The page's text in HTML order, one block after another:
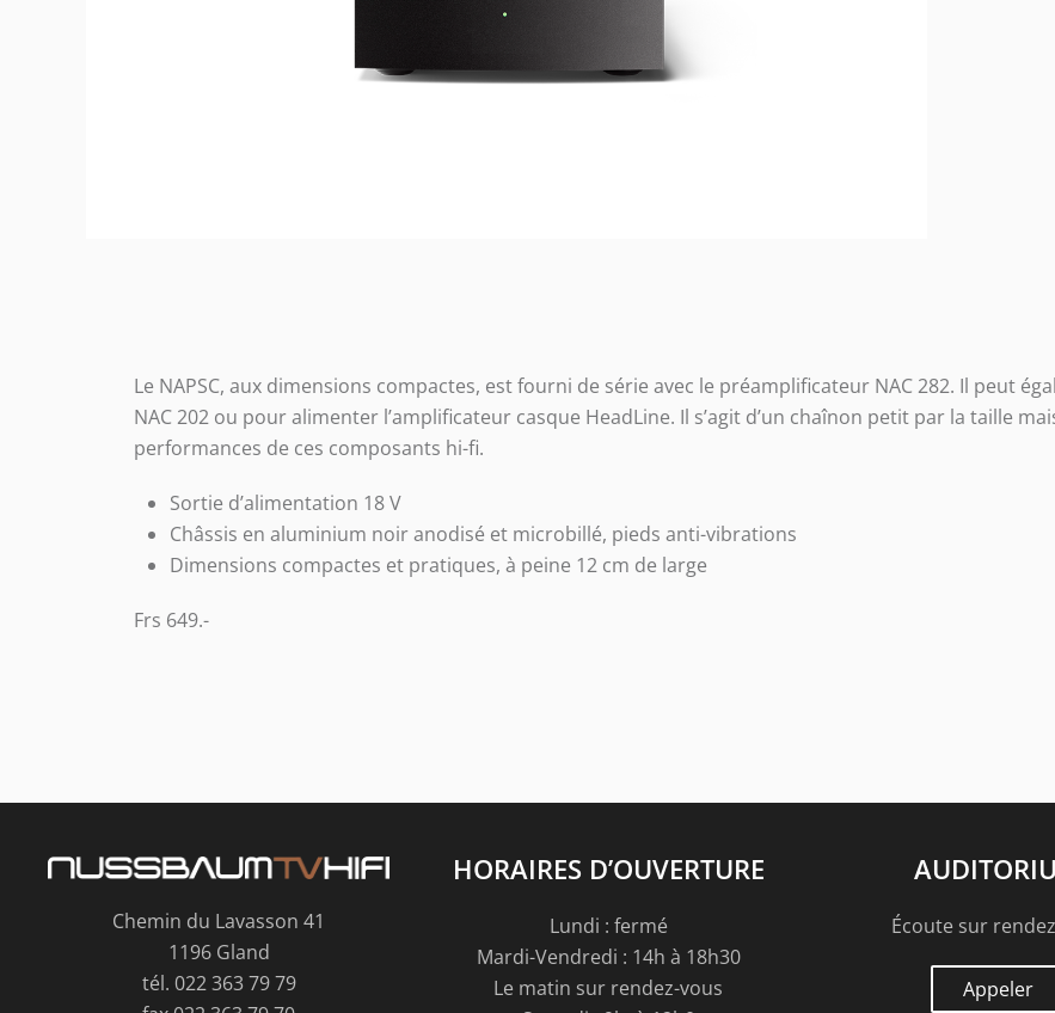
Le NAPSC, aux dimensions compactes, est fourni de série avec le préamplificateur NAC 282. Il peut
NAC 202 ou pour alimenter l’amplificateur casque HeadLine. Il s’agit d’un chaînon petit par la taille
performances de ces composants hi-fi.
Sortie d’alimentation 18 V
Châssis en aluminium noir anodisé et microbillé, pieds anti-vibrations
Dimensions compactes et pratiques, à peine 12 cm de large
Frs 649.-
Chemin du Lavasson 41
1196 Gland
tél. 022 363 79 79
HORAIRES D’OUVERTURE
Lundi : fermé
Mardi-Vendredi : 14h à 18h30
Le matin sur rendez-vous
Écoute sur
Appeler